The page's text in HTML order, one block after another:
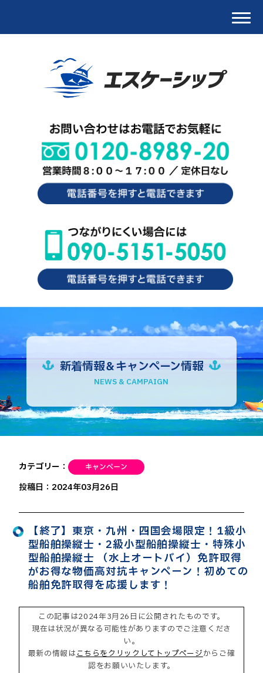
新着情報＆キャンペーン情報
NEWS & CAMPAIGN
カテゴリー：
投稿日：2024年03月26日
【終了】東京・九州・四国会場限定！1級小
型船舶操縦士・2級小型船舶操縦士・特殊小
型船舶操縦士 （水上オートバイ）免許取得
がお得な物価高対抗キャンペーン！初めての
船舶免許取得を応援します！
この記事は2024年3月26日に公開されたものです。
現在は状況が異なる可能性がありますのでご注意くださ
い。
最新の情報はこちらをクリックしてトップページからご確
認をお願いいたします。